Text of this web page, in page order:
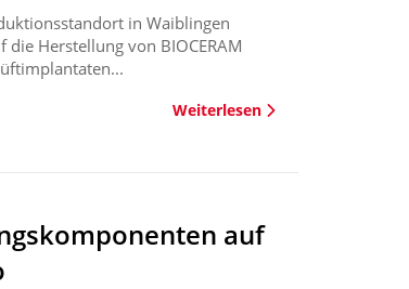
in Waiblingen
die Herstellung von BIOCERAM
Weiterlesen
auf